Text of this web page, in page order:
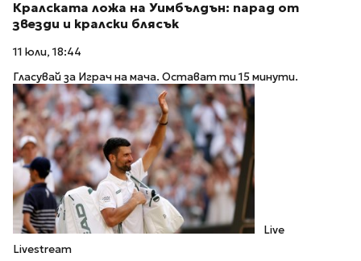
Кралската ложа на Уимбълдън: парад от
звезди и кралски блясък
11 юли, 18:44
Гласувай за Играч на мача. Остават ти 15 минути.
Live
Livestream